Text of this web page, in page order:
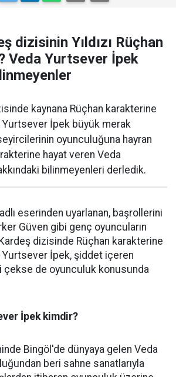
dizisinin Yıldızı Rüçhan
Veda Yurtsever İpek
kaynana Rüçhan karakterine
Yurtsever İpek büyük merak
oyunculuğuna hayran
hayat veren Veda
bilinmeyenleri derledik.
adlı eserinden uyarlanan, başrollerini
Güven gibi genç oyuncuların
Kardeş dizisinde Rüçhan karakterine
Yurtsever İpek, şiddet içeren
çekse de oyunculuk konusunda
İpek kimdir?
Bingöl'de dünyaya gelen Veda
beri sahne sanatlarıyla